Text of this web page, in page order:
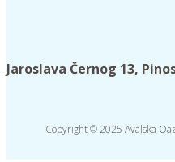
Jaroslava Černog 13,
Copyright © 2025 Avalska